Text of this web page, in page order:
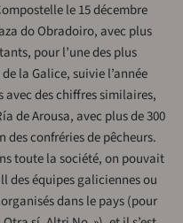
le 15 décembre
do Obradoiro, avec plus
pour l’une des plus
la Galice, suivie l’année
des chiffres similaires,
de Arousa, avec plus de 300
confréries de pêcheurs.
toute la société, on pouvait
des équipes galiciennes ou
dans le pays (pour